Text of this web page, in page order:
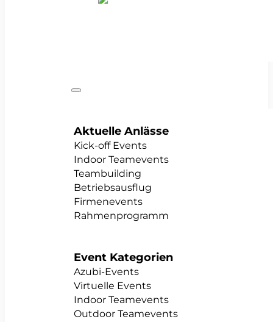
Aktuelle Anlässe
Kick-off Events
Indoor Teamevents
Teambuilding
Betriebsausflug
Firmenevents
Rahmenprogramm
Event Kategorien
Azubi-Events
Virtuelle Events
Indoor Teamevents
Outdoor Teamevents